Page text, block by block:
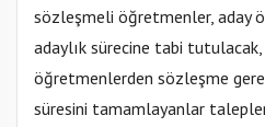
sözleşmeli öğretmenler, aday
adaylık sürecine tabi
öğretmenlerden sözleşme
süresini tamamlayanlar